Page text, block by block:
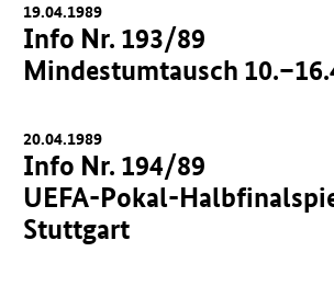
19.04.1989
Info Nr. 193/89
Mindestumtausch
20.04.1989
Info Nr. 194/89
UEFA-Pokal-
Stuttgart